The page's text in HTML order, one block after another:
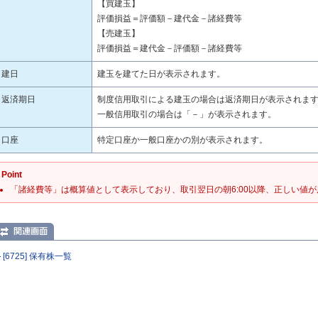
【買建玉】
評価損益＝評価額－建代金－諸経費等
【売建玉】
評価損益＝建代金－評価額－諸経費等
建日 建玉を建てた日が表示されます。
返済期日
制度信用取引による建玉の場合は返済期日が表示されます
一般信用取引の場合は「－」が表示されます。
口座 特定口座か一般口座かの別が表示されます。
Point
「諸経費等」は概算値として表示しており、取引翌日の朝6:00以降、正しい値が
[6725] 保有株一覧